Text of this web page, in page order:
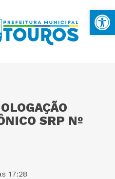
SRP Nº
17:28